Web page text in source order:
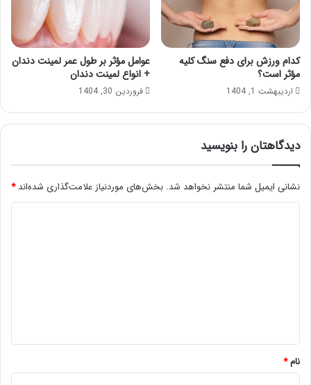
کدام ورزش برای دفع سنگ کلیه
مؤثر است؟
اردیبهشت 1, 1404
عوامل مؤثر بر طول عمر لمینت دندان
+ انواع لمینت دندان
فروردین 30, 1404
دیدگاهتان را بنویسید
نشانی ایمیل شما منتشر نخواهد شد. بخش‌های موردنیاز علامت‌گذاری شده‌اند*
نام*